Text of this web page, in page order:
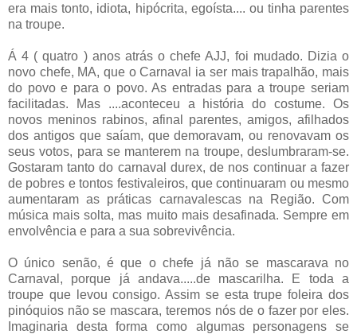
era mais tonto, idiota, hipócrita, egoísta.... ou tinha parentes
na troupe.
Á 4 ( quatro ) anos atrás o chefe AJJ, foi mudado. Dizia o
novo chefe, MA, que o Carnaval ia ser mais trapalhão, mais
do povo e para o povo. As entradas para a troupe seriam
facilitadas. Mas ....aconteceu a história do costume. Os
novos meninos rabinos, afinal parentes, amigos, afilhados
dos antigos que saíam, que demoravam, ou renovavam os
seus votos, para se manterem na troupe, deslumbraram-se.
Gostaram tanto do carnaval durex, de nos continuar a fazer
de pobres e tontos festivaleiros, que continuaram ou mesmo
aumentaram as práticas carnavalescas na Região. Com
música mais solta, mas muito mais desafinada. Sempre em
envolvência e para a sua sobrevivência.
O único senão, é que o chefe já não se mascarava no
Carnaval, porque já andava.....de mascarilha. E toda a
troupe que levou consigo. Assim se esta trupe foleira dos
pinóquios não se mascara, teremos nós de o fazer por eles.
Imaginaria desta forma como algumas personagens se